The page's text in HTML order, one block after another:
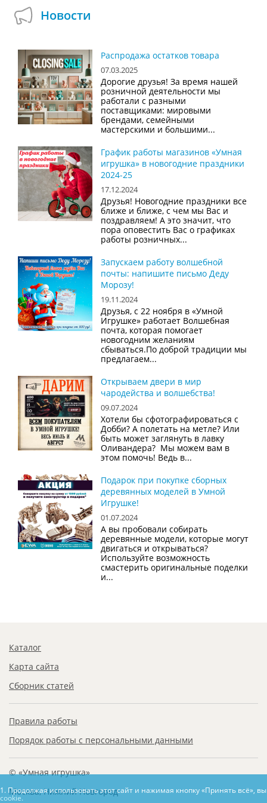
Новости
Распродажа остатков товара
07.03.2025
Дорогие друзья! За время нашей
розничной деятельности мы
работали с разными
поставщиками: мировыми
брендами, семейными
мастерскими и большими...
График работы магазинов «Умная
игрушка» в новогодние праздники
2024-25
17.12.2024
Друзья! Новогодние праздники все
ближе и ближе, с чем мы Вас и
поздравляем! А это значит, что
пора оповестить Вас о графиках
работы розничных...
Запускаем работу волшебной
почты: напишите письмо Деду
Морозу!
19.11.2024
Друзья, с 22 ноября в «Умной
Игрушке» работает Волшебная
почта, которая помогает
новогодним желаниям
сбываться.По доброй традиции мы
предлагаем...
Открываем двери в мир
чародейства и волшебства!
09.07.2024
Хотели бы сфотографироваться с
Добби? А полетать на метле? Или
быть может заглянуть в лавку
Оливандера? Мы можем вам в
этом помочь! Ведь в...
Подарок при покупке сборных
деревянных моделей в Умной
Игрушке!
01.07.2024
А вы пробовали собирать
деревянные модели, которые могут
двигаться и открываться?
Используйте возможность
смастерить оригинальные поделки
и...
Каталог
Карта сайта
Сборник статей
Правила работы
Порядок работы с персональными данными
© «Умная игрушка»
Москва, Нижний Новгород
1. Продолжая использовать этот сайт и нажимая кнопку «Принять всё»,
cookie.